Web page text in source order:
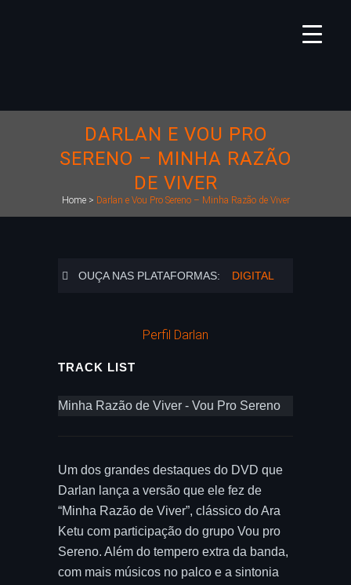
DARLAN E VOU PRO
SERENO – MINHA RAZÃO
DE VIVER
Home> Darlan e Vou Pro Sereno – Minha Razão de Viver
OUÇA NAS PLATAFORMAS: DIGITAL
Perfil Darlan
TRACK LIST
Minha Razão de Viver - Vou Pro Sereno
Um dos grandes destaques do DVD que
Darlan lança a versão que ele fez de
“Minha Razão de Viver”, clássico do Ara
Ketu com participação do grupo Vou pro
Sereno. Além do tempero extra da banda,
com mais músicos no palco e a sintonia